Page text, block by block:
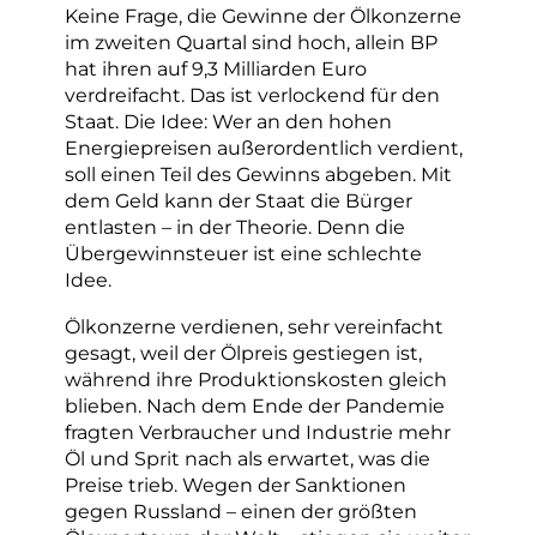
Keine Frage, die Gewinne der Ölkonzerne
im zweiten Quartal sind hoch, allein BP
hat ihren auf 9,3 Milliarden Euro
verdreifacht. Das ist verlockend für den
Staat. Die Idee: Wer an den hohen
Energiepreisen außerordentlich verdient,
soll einen Teil des Gewinns abgeben. Mit
dem Geld kann der Staat die Bürger
entlasten – in der Theorie. Denn die
Übergewinnsteuer ist eine schlechte
Idee.
Ölkonzerne verdienen, sehr vereinfacht
gesagt, weil der Ölpreis gestiegen ist,
während ihre Produktionskosten gleich
blieben. Nach dem Ende der Pandemie
fragten Verbraucher und Industrie mehr
Öl und Sprit nach als erwartet, was die
Preise trieb. Wegen der Sanktionen
gegen Russland – einen der größten